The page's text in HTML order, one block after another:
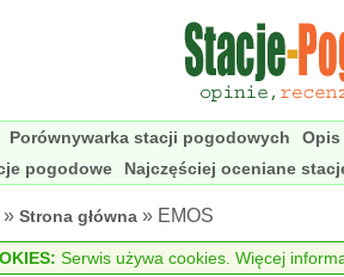
Porównywarka stacji pogodowych Opis
pogodowe
Najczęściej oceniane
» Strona główna » EMOS
Serwis używa cookies. Więcej